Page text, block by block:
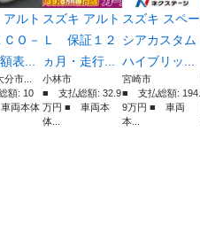
アルト
Ｏ－
表...
市...
額: 10
両本体
スズキ アルト
Ｌ 保証１２
ヵ月・走行...
小林市
■ 支払総額: 32.9
万円 ■ 車両本
体...
スズキ スペー
シアカスタム
ハイブリッ...
宮崎市
■ 支払総額: 194.
9万円 ■ 車両
本...